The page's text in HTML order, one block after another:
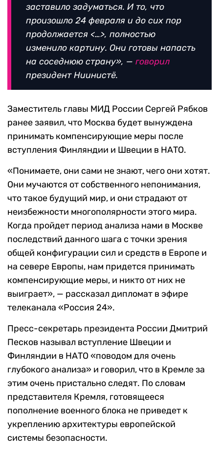
заставило задуматься. И то, что
произошло 24 февраля и до сих пор
продолжается <…>, полностью
изменило картину. Они готовы напасть
на соседнюю страну», — говорил
президент Ниинистё.
Заместитель главы МИД России Сергей Рябков
ранее заявил, что Москва будет вынуждена
принимать компенсирующие меры после
вступления Финляндии и Швеции в НАТО.
«Понимаете, они сами не знают, чего они хотят.
Они мучаются от собственного непонимания,
что такое будущий мир, и они страдают от
неизбежности многополярности этого мира.
Когда пройдет период анализа нами в Москве
последствий данного шага с точки зрения
общей конфигурации сил и средств в Европе и
на севере Европы, нам придется принимать
компенсирующие меры, и никто от них не
выиграет», — рассказал дипломат в эфире
телеканала «Россия 24».
Пресс-секретарь президента России Дмитрий
Песков называл вступление Швеции и
Финляндии в НАТО «поводом для очень
глубокого анализа» и говорил, что в Кремле за
этим очень пристально следят. По словам
представителя Кремля, готовящееся
пополнение военного блока не приведет к
укреплению архитектуры европейской
системы безопасности.